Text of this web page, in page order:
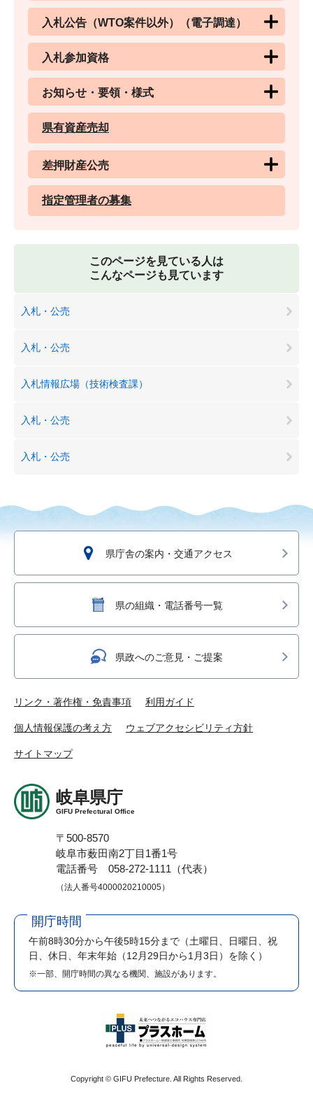
入札公告（WTO案件以外）（電子調達）
入札参加資格
お知らせ・要領・様式
県有資産売却
差押財産公売
指定管理者の募集
このページを見ている人は
こんなページも見ています
入札・公売
入札・公売
入札情報広場（技術検査課）
入札・公売
入札・公売
県庁舎の案内・交通アクセス
県の組織・電話番号一覧
県政へのご意見・ご提案
リンク・著作権・免責事項 利用ガイド
個人情報保護の考え方 ウェブアクセシビリティ方針
サイトマップ
岐阜県庁
GIFU Prefectural Office
〒500-8570
岐阜市薮田南2丁目1番1号
電話番号 058-272-1111（代表）
（法人番号4000020210005）
開庁時間
午前8時30分から午後5時15分まで （土曜日、日曜日、祝
日、休日、年末年始（12月29日から1月3日）を除く）
※一部、開庁時間の異なる機関、施設があります。
Copyright © GIFU Prefecture. All Rights Reserved.